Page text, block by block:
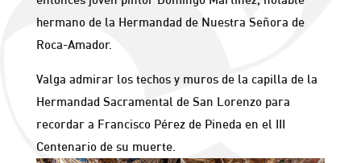
hermano de la Hermandad de Nuestra Señora de
Roca-Amador.
Valga admirar los techos y muros de la capilla de la
Hermandad Sacramental de San Lorenzo para
recordar a Francisco Pérez de Pineda en el III
Centenario de su muerte.